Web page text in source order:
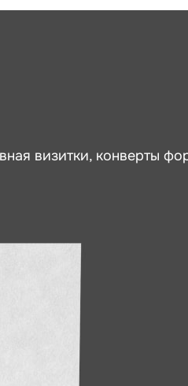
визитки, конверты